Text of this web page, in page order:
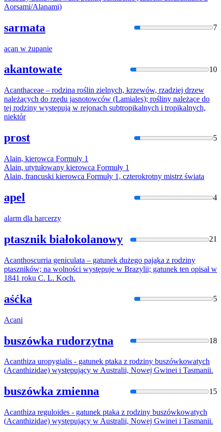
Aorsami/Alanami)
sarmata 7
acan w żupanie
akantowate 10
Acanthaceae – rodzina roślin zielnych, krzewów, rzadziej drzew
należących do rzędu jasnotowców (Lamiales); rośliny należące do
tej rodziny występują w rejonach subtropikalnych i tropikalnych,
niektór
prost 5
Alain, kierowca Formuły 1
Alain, utytułowany kierowca Formuły 1
Alain, francuski kierowca Formuły 1, czterokrotny mistrz świata
apel 4
alarm dla harcerzy
ptasznik białokolanowy 21
Acanthoscurria geniculata – gatunek dużego pająka z rodziny
ptaszników; na wolności występuje w Brazylii; gatunek ten opisał w
1841 roku C. L. Koch.
aśćka 5
Acani
buszówka rudorzytna 18
Acanthiza uropygialis - gatunek ptaka z rodziny buszówkowatych
(Acanthizidae) występujący w Australii, Nowej Gwinei i Tasmanii.
buszówka zmienna 15
Acanthiza reguloides - gatunek ptaka z rodziny buszówkowatych
(Acanthizidae) występujący w Australii, Nowej Gwinei i Tasmanii.